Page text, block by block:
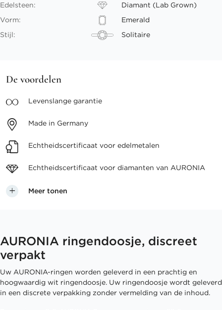
Edelsteen:
Diamant (Lab Grown)
Vorm:
Emerald
Stijl:
Solitaire
De voordelen
Levenslange garantie
Made in Germany
Echtheidscertificaat voor edelmetalen
Echtheidscertificaat voor diamanten van AURONIA
Meer tonen
AURONIA ringendoosje, discreet
verpakt
Uw AURONIA-ringen worden geleverd in een prachtig en
hoogwaardig wit ringendoosje. Uw ringendoosje wordt geleverd
in een discrete verpakking zonder vermelding van de inhoud.